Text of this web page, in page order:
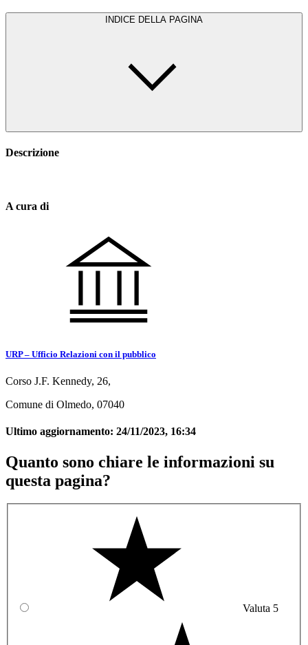
INDICE DELLA PAGINA
Descrizione
A cura di
URP – Ufficio Relazioni con il pubblico
Corso J.F. Kennedy, 26,
Comune di Olmedo, 07040
Ultimo aggiornamento: 24/11/2023, 16:34
Quanto sono chiare le informazioni su
questa pagina?
Valuta 5